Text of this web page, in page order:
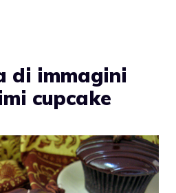
di immagini
cupcake